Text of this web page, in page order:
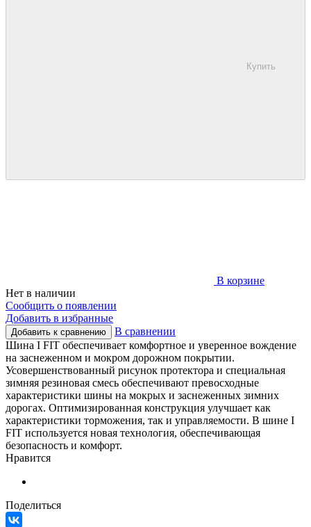
Купить
В корзине
Нет в наличии
Сообщить о появлении
Добавить в избранные
Добавить к сравнению
В сравнении
Шина I FIT обеспечивает комфортное и уверенное вождение
на заснеженном и мокром дорожном покрытии.
Усовершенствованный рисунок протектора и специальная
зимняя резиновая смесь обеспечивают превосходные
характеристики шины на мокрых и заснеженных зимних
дорогах. Оптимизированная конструкция улучшает как
характеристики торможения, так и управляемости. В шине I
FIT используется новая технология, обеспечивающая
безопасность и комфорт.
Нравится
Поделиться